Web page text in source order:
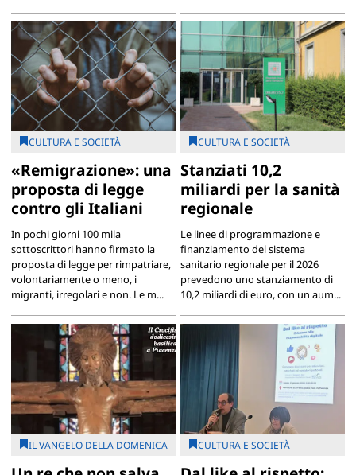
CULTURA E SOCIETÀ
«Remigrazione»: una
proposta di legge
contro gli Italiani
In pochi giorni 100 mila
sottoscrittori hanno firmato la
proposta di legge per rimpatriare,
volontariamente o meno, i
migranti, irregolari e non. Le m...
CULTURA E SOCIETÀ
Stanziati 10,2
miliardi per la sanità
regionale
Le linee di programmazione e
finanziamento del sistema
sanitario regionale per il 2026
prevedono uno stanziamento di
10,2 miliardi di euro, con un aum...
IL VANGELO DELLA DOMENICA CULTURA E SOCIETÀ